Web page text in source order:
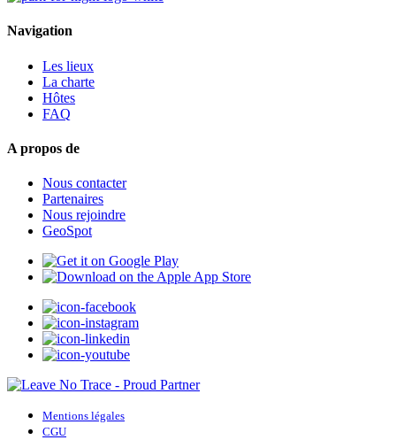
Navigation
Les lieux
La charte
Hôtes
FAQ
A propos de
Nous contacter
Partenaires
Nous rejoindre
GeoSpot
Mentions légales
CGU